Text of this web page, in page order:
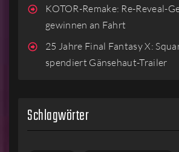
KOTOR-Remake: Re-Reveal-
gewinnen an Fahrt
25 Jahre Final Fantasy X:
spendiert Gänsehaut-Trailer
Schlagwörter